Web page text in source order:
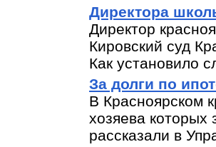
Директора
Директор
Кировский суд
Как установило
За долги по
В Красноярском
хозяева
рассказали в